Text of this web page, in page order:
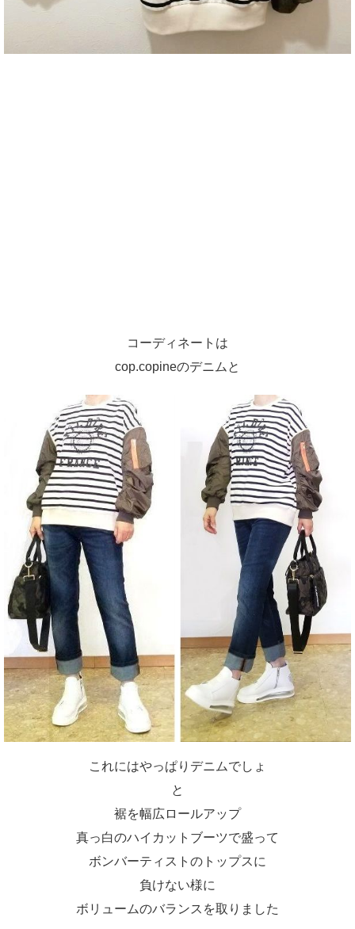
コーディネートは
cop.copineのデニムと
これにはやっぱりデニムでしょ
と
裾を幅広ロールアップ
真っ白のハイカットブーツで盛って
ボンバーティストのトップスに
負けない様に
ボリュームのバランスを取りました